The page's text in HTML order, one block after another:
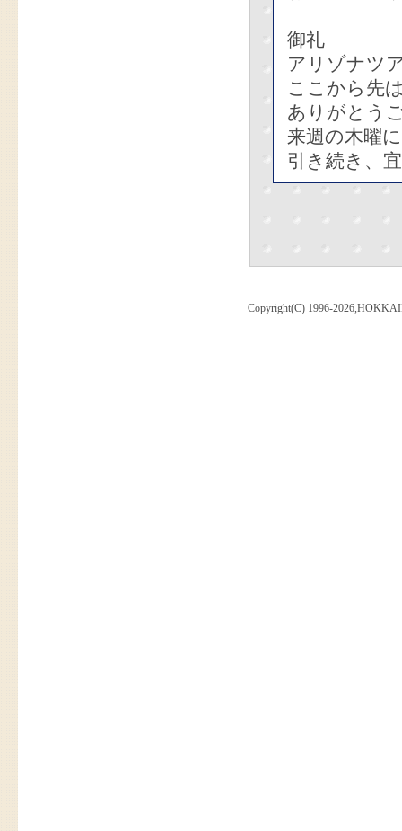
御礼
アリゾナツ
ここから先
ありがとう
来週の木曜
引き続き、
Copyright(C) 1996-